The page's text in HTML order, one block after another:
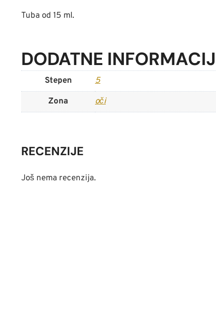
Tuba od 15 ml.
DODATNE
Stepen
5
Zona
oči
RECENZIJE
Još nema recenzija.